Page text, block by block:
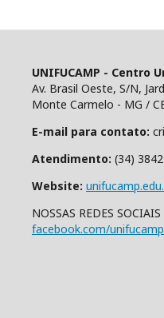
UNIFUCAMP - Centro
Av. Brasil Oeste, S/N,
Monte Carmelo - MG /
E-mail para contato:
Atendimento: (34)
Website:
NOSSAS REDES SOCIAIS
facebook.com/unifucamp